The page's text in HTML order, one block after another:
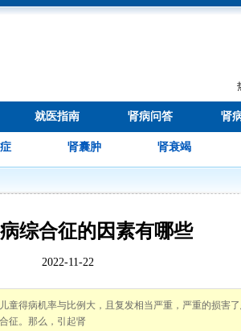
就医指南 肾病问答 肾
肾囊肿 肾衰竭
综合征的因素有哪些
2022-11-22
童得病机率与比例大，且复发相当严重，严重的损害
征。那么，引起肾